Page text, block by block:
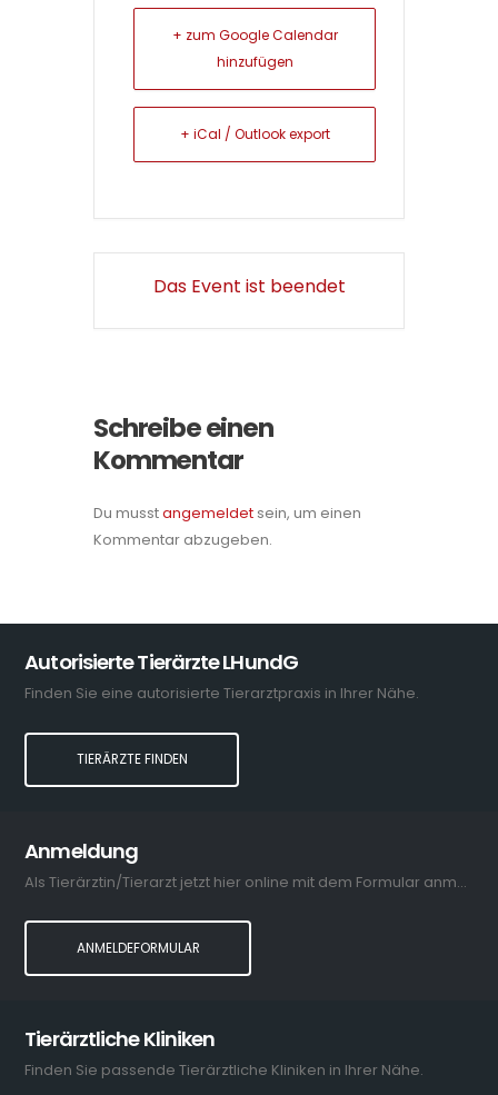
+ zum Google Calendar
hinzufügen
+ iCal / Outlook export
Das Event ist beendet
Schreibe einen
Kommentar
Du musstangemeldet sein, um einen
Kommentar abzugeben.
Autorisierte Tierärzte LHundG
Finden Sie eine autorisierte Tierarztpraxis in Ihrer Nähe.
TIERÄRZTE FINDEN
Anmeldung
Als Tierärztin/Tierarzt jetzt hier online mit dem Formular anmelden.
ANMELDEFORMULAR
Tierärztliche Kliniken
Finden Sie passende Tierärztliche Kliniken in Ihrer Nähe.